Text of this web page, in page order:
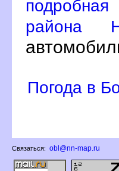
района
Погода в
Связаться: obl@nn-map.ru